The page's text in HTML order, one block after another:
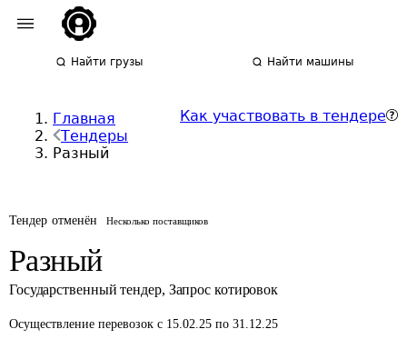
Найти грузы Найти машины
Главная
Тендеры
Разный
Как участвовать в тендере
Тендер отменён Несколько поставщиков
Разный
Государственный тендер, Запрос котировок
Осуществление перевозок с 15.02.25 по 31.12.25